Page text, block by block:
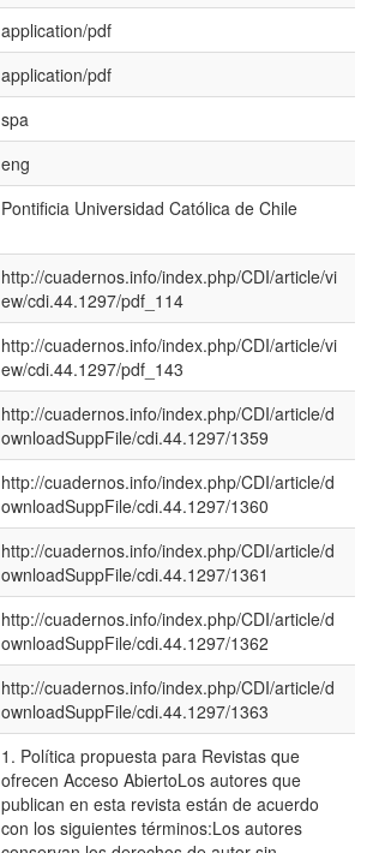
application/pdf
application/pdf
spa
eng
Pontificia Universidad Católica de Chile
http://cuadernos.info/index.php/CDI/article/vi
ew/cdi.44.1297/pdf_114
http://cuadernos.info/index.php/CDI/article/vi
ew/cdi.44.1297/pdf_143
http://cuadernos.info/index.php/CDI/article/d
ownloadSuppFile/cdi.44.1297/1359
http://cuadernos.info/index.php/CDI/article/d
ownloadSuppFile/cdi.44.1297/1360
http://cuadernos.info/index.php/CDI/article/d
ownloadSuppFile/cdi.44.1297/1361
http://cuadernos.info/index.php/CDI/article/d
ownloadSuppFile/cdi.44.1297/1362
http://cuadernos.info/index.php/CDI/article/d
ownloadSuppFile/cdi.44.1297/1363
1. Política propuesta para Revistas que
ofrecen Acceso AbiertoLos autores que
publican en esta revista están de acuerdo
con los siguientes términos:Los autores